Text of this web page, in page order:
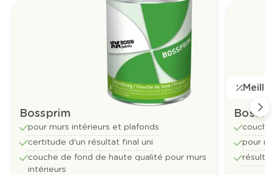
Bossprim
pour murs intérieurs et plafonds
certitude d'un résultat final uni
couche de fond de haute qualité pour murs
intérieurs
pour